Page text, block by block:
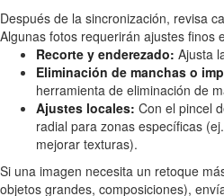
Después de la sincronización, revisa
Algunas fotos requerirán ajustes finos
Recorte y enderezado: Ajusta
Eliminación de manchas o
herramienta de eliminación de
Ajustes locales: Con el pincel
radial para zonas específicas
mejorar texturas).
Si una imagen necesita un retoque
objetos grandes, composiciones),